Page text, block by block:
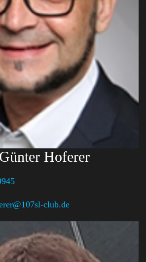
Günter Hoferer
club.de